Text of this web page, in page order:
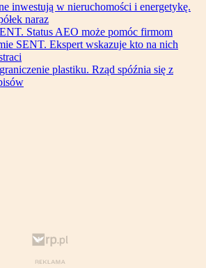
inwestują w nieruchomości i energetykę.
naraz
Status AEO może pomóc firmom
SENT. Ekspert wskazuje kto na nich
plastiku. Rząd spóźnia się z